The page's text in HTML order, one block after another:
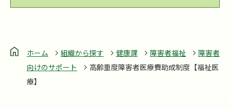
ホーム 組織から探す 健康課 障害者福祉
障害者
向けのサポート
高齢重度障害者医療費助成制度【福祉医
療】